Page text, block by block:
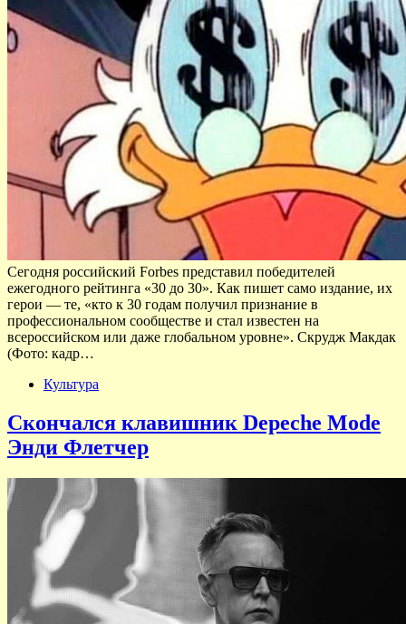
Сегодня российский Forbes представил победителей
ежегодного рейтинга «30 до 30». Как пишет само издание, их
герои — те, «кто к 30 годам получил признание в
профессиональном сообществе и стал известен на
всероссийском или даже глобальном уровне». Скрудж Макдак
(Фото: кадр…
Культура
Скончался клавишник Depeche Mode
Энди Флетчер